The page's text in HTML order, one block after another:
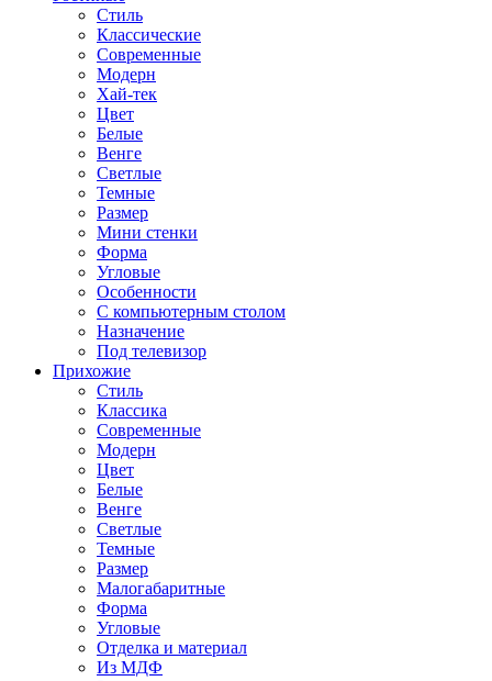
Стиль
Классические
Современные
Модерн
Хай-тек
Цвет
Белые
Венге
Светлые
Темные
Размер
Мини стенки
Форма
Угловые
Особенности
С компьютерным столом
Назначение
Под телевизор
Прихожие
Стиль
Классика
Современные
Модерн
Цвет
Белые
Венге
Светлые
Темные
Размер
Малогабаритные
Форма
Угловые
Отделка и материал
Из МДФ